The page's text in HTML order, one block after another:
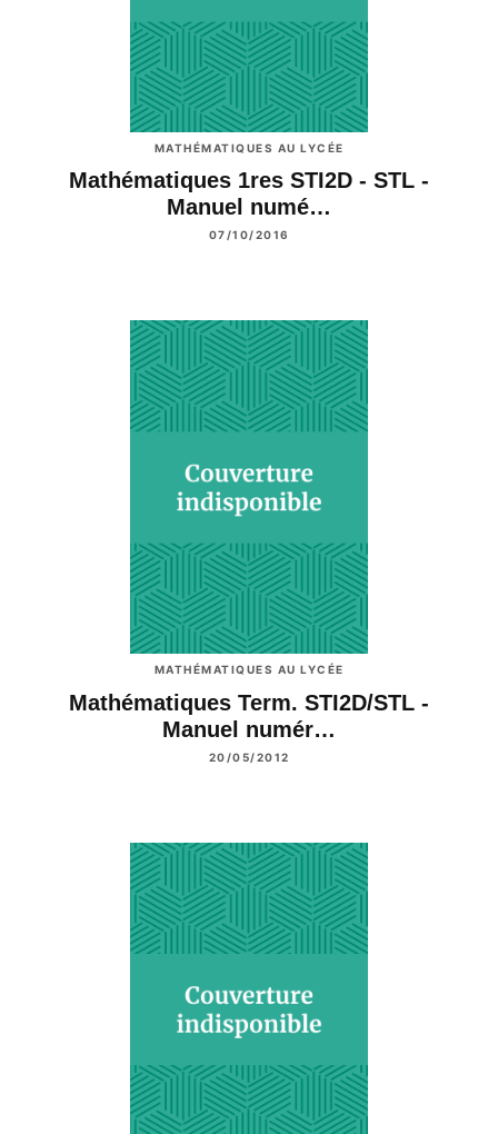
MATHÉMATIQUES AU LYCÉE
Mathématiques 1res STI2D - STL -
Manuel numé…
07/10/2016
MATHÉMATIQUES AU LYCÉE
Mathématiques Term. STI2D/STL -
Manuel numér…
20/05/2012